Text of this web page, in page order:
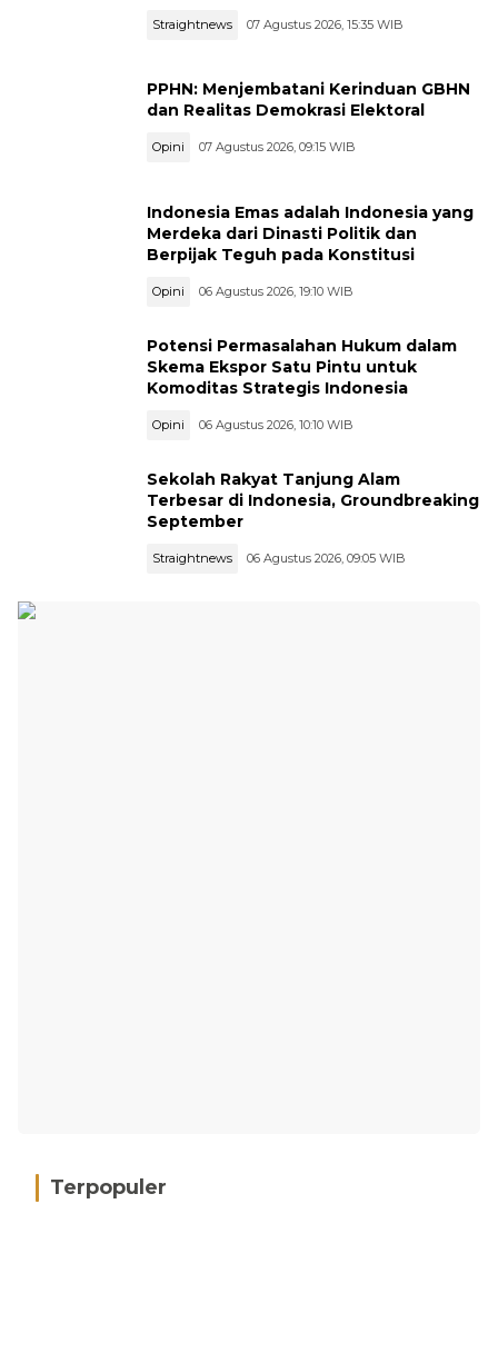
Straightnews 07 Agustus 2026, 15:35 WIB
PPHN: Menjembatani Kerinduan GBHN
dan Realitas Demokrasi Elektoral
Opini 07 Agustus 2026, 09:15 WIB
Indonesia Emas adalah Indonesia yang
Merdeka dari Dinasti Politik dan
Berpijak Teguh pada Konstitusi
Opini 06 Agustus 2026, 19:10 WIB
Potensi Permasalahan Hukum dalam
Skema Ekspor Satu Pintu untuk
Komoditas Strategis Indonesia
Opini 06 Agustus 2026, 10:10 WIB
Sekolah Rakyat Tanjung Alam
Terbesar di Indonesia, Groundbreaking
September
Straightnews 06 Agustus 2026, 09:05 WIB
Terpopuler